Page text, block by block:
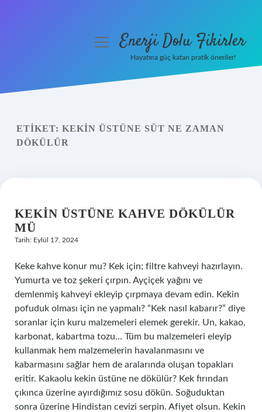
Yasal Uyarı
menüyüEnerji Dolu Fikirler
Hayatına güç katan pratik öneriler!
ETIKET: KEKIN ÜSTÜNE SÜT NE ZAMAN
DÖKÜLÜR
KEKIN ÜSTÜNE KAHVE DÖKÜLÜR
MÜ
Tarih: Eylül 17, 2024
Keke kahve konur mu? Kek için; filtre kahveyi hazırlayın.
Yumurta ve toz şekeri çırpın. Ayçiçek yağını ve
demlenmiş kahveyi ekleyip çırpmaya devam edin. Kekin
pofuduk olması için ne yapmalı? “Kek nasıl kabarır?” diye
soranlar için kuru malzemeleri elemek gerekir. Un, kakao,
karbonat, kabartma tozu… Tüm bu malzemeleri eleyip
kullanmak hem malzemelerin havalanmasını ve
kabarmasını sağlar hem de aralarında oluşan topakları
eritir. Kakaolu kekin üstüne ne dökülür? Kek fırından
çıkınca üzerine ayırdığımız sosu dökün. Soğuduktan
sonra üzerine Hindistan cevizi serpin. Afiyet olsun. Kekin